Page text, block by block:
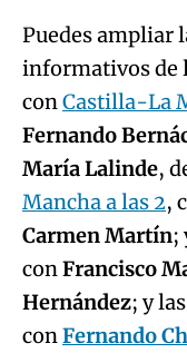
Puedes ampliar
informativos de
conCastilla-La
Fernando
María Lalinde,
Mancha a las 2,
Carmen Martín;
conFrancisco
Hernández; y
conFernando